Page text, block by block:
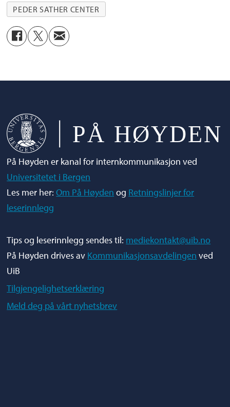
PEDER SATHER CENTER
På Høyden er kanal for internkommunikasjon ved
Universitetet i Bergen
Les mer her:Om På Høyden og Retningslinjer for
leserinnlegg
Tips og leserinnlegg sendes til: mediekontakt@uib.no
På Høyden drives av Kommunikasjonsavdelingen ved
UiB
Tilgjengelighetserklæring
Meld deg på vårt nyhetsbrev